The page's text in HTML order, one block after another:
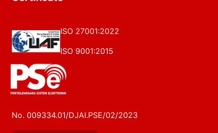
ISO 27001:2022
ISO 9001:2015
No. 009334.01/DJAI.PSE/02/2023